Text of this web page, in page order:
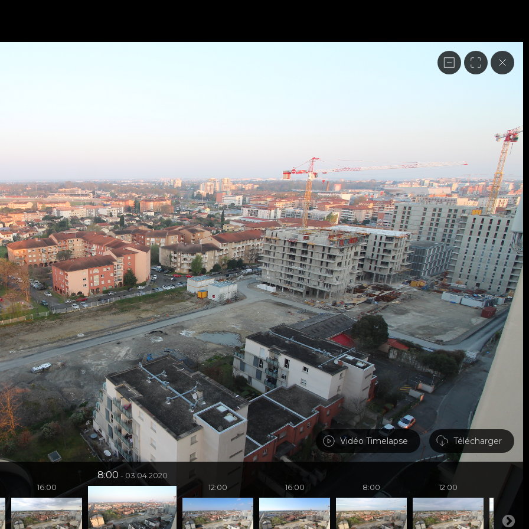
Vidéo Timelapse Télécharger
12:00
8:00
16:00
12:00
03.04.2020
8:00
16:00